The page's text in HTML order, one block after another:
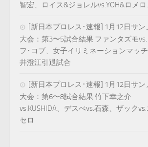
智宏、ロイス&ジョレルvs.YOH&ロメ
[新日本プロレス･速報] 1月12日サン
大会：第3〜5試合結果 ファンタズモ
フ･コブ、女子イリミネーションマッ
井澄江引退試合
[新日本プロレス･速報] 1月12日サン
大会：第6〜8試合結果 竹下幸之介
vs.KUSHIDA、デスぺvs.石森、ザック
セロ